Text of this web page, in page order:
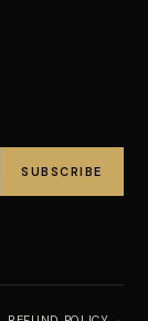
SUBSCRIBE